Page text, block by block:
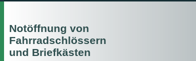
Notöffnung von
Fahrradschlössern
und Briefkästen